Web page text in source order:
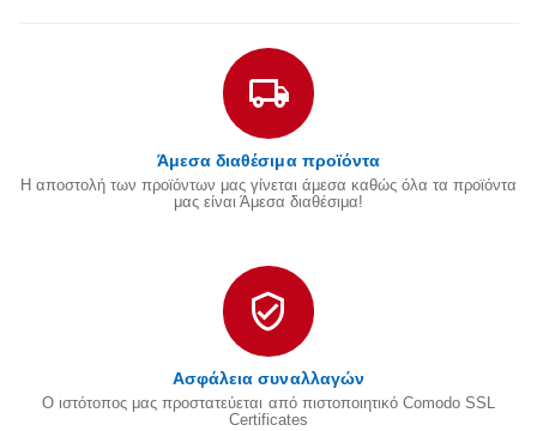
Άμεσα διαθέσιμα προϊόντα
Η αποστολή των προϊόντων μας γίνεται άμεσα καθώς όλα τα προϊόντα
μας είναι Άμεσα διαθέσιμα!
Ασφάλεια συναλλαγών
Ο ιστότοπος μας προστατεύεται από πιστοποιητικό Comodo SSL
Certificates